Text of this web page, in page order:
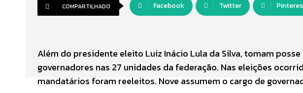
COMPARTILHADO Facebook Twitter
Além do presidente eleito Luiz Inácio Lula da Silva, tomam
governadores nas 27 unidades da federação. Nas eleições
mandatários foram reeleitos. Nove assumem o cargo de